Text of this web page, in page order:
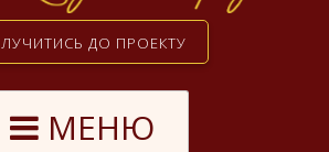
ДО ПРОЕКТУ
МЕНЮ